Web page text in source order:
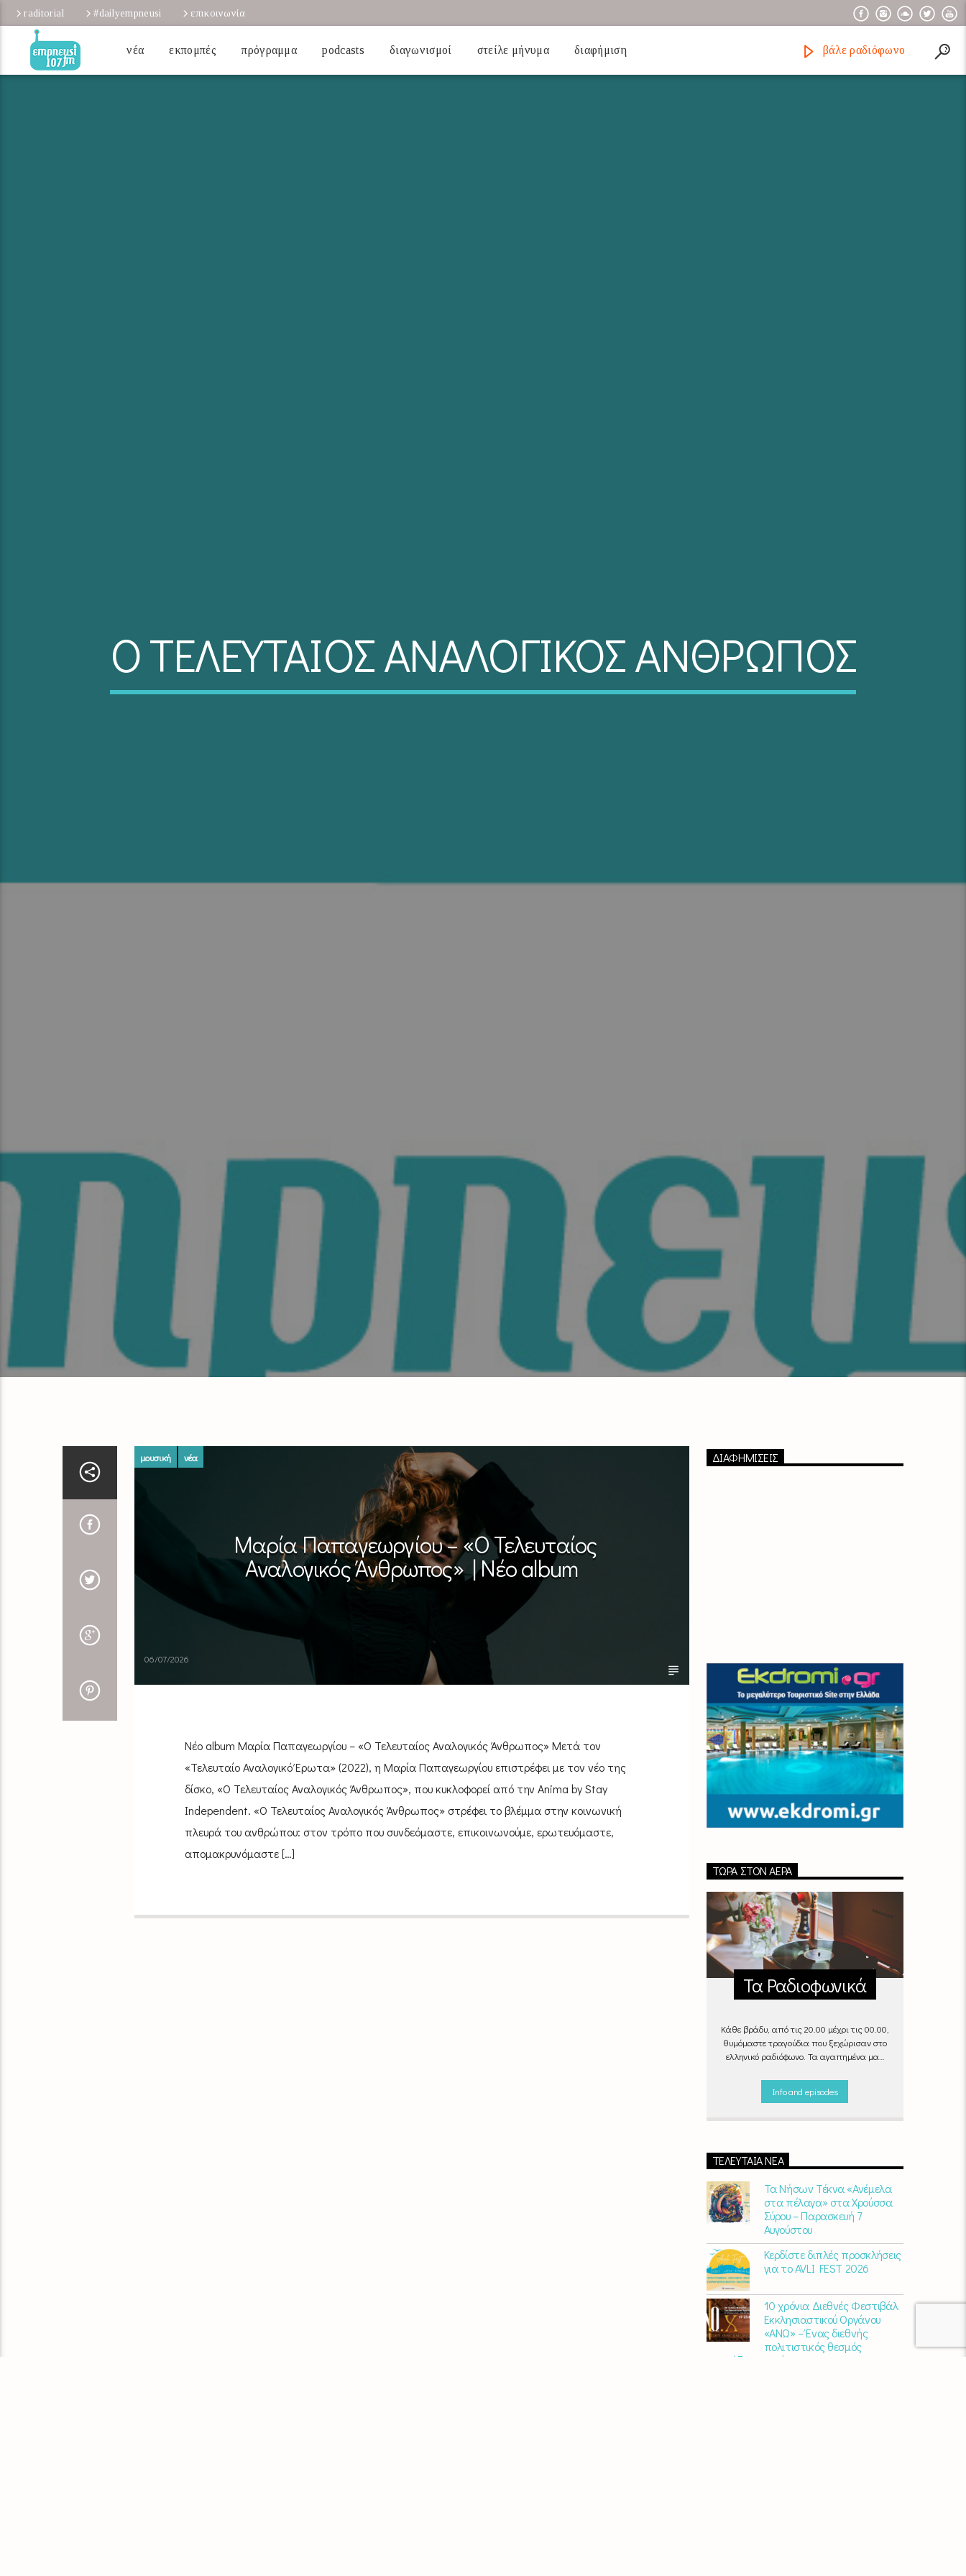
raditorial #dailyempneusi επικοινωνία
νέα εκπομπές πρόγραμμα podcasts διαγωνισμοί στείλε μήνυμα διαφήμιση βάλε ραδιόφωνο
Ο ΤΕΛΕΥΤΑΙΟΣ ΑΝΑΛΟΓΙΚΟΣ ΑΝΘΡΩΠΟΣ
μουσική νέα
Μαρία Παπαγεωργίου – «Ο Τελευταίος
Αναλογικός Άνθρωπος» | Νέο album
06/07/2026
Νέο album Μαρία Παπαγεωργίου – «Ο Τελευταίος Αναλογικός Άνθρωπος» Μετά τον
«Τελευταίο Αναλογικό Έρωτα» (2022), η Μαρία Παπαγεωργίου επιστρέφει με τον νέο της
δίσκο, «Ο Τελευταίος Αναλογικός Άνθρωπος», που κυκλοφορεί από την Anima by Stay
Independent. «Ο Τελευταίος Αναλογικός Άνθρωπος» στρέφει το βλέμμα στην κοινωνική
πλευρά του ανθρώπου: στον τρόπο που συνδεόμαστε, επικοινωνούμε, ερωτευόμαστε,
απομακρυνόμαστε […]
ΔΙΑΦΗΜΙΣΕΙΣ
ΤΏΡΑ ΣΤΟΝ ΑΈΡΑ
Τα Ραδιοφωνικά
Κάθε βράδυ, από τις 20.00 μέχρι τις 00.00,
θυμόμαστε τραγούδια που ξεχώρισαν στο
ελληνικό ραδιόφωνο. Τα αγαπημένα μας
Που ξέρεις, μπορεί και το δικό σου
αγαπημένο τραγούδι να βρίσκεται μέσα σ’
00:00στονEmpneusi 107 FM.
Info and episodes
ΤΕΛΕΥΤΑΊΑ ΝΈΑ
Τα Νήσων Τέκνα «Ανέμελα
στα πέλαγα» στα Χρούσσα
Σύρου – Παρασκευή 7
Αυγούστου
Κερδίστε διπλές προσκλήσεις
για το AVLI FEST 2026
10 χρόνια Διεθνές Φεστιβάλ
Εκκλησιαστικού Οργάνου
«ΑΝΩ» – Ένας διεθνής
πολιτιστικός θεσμός
γιορτάζει στη Σύρο​